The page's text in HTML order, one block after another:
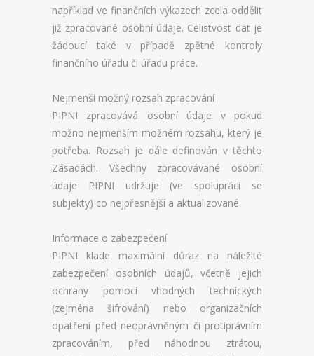
například ve finančních výkazech zcela oddělit
již zpracované osobní údaje. Celistvost dat je
žádoucí také v případě zpětné kontroly
finančního úřadu či úřadu práce.
Nejmenší možný rozsah zpracování
PIPNI zpracovává osobní údaje v pokud
možno nejmenším možném rozsahu, který je
potřeba. Rozsah je dále definován v těchto
Zásadách. Všechny zpracovávané osobní
údaje PIPNI udržuje (ve spolupráci se
subjekty) co nejpřesnější a aktualizované.
Informace o zabezpečení
PIPNI klade maximální důraz na náležité
zabezpečení osobních údajů, včetně jejich
ochrany pomocí vhodných technických
(zejména šifrování) nebo organizačních
opatření před neoprávněným či protiprávním
zpracováním, před náhodnou ztrátou,